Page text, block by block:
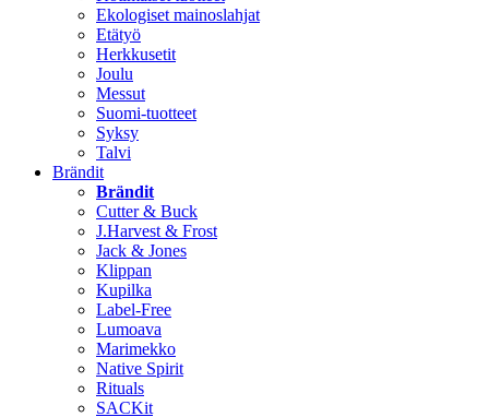
Ekologiset mainoslahjat
Etätyö
Herkkusetit
Joulu
Messut
Suomi-tuotteet
Syksy
Talvi
Brändit
Brändit
Cutter & Buck
J.Harvest & Frost
Jack & Jones
Klippan
Kupilka
Label-Free
Lumoava
Marimekko
Native Spirit
Rituals
SACKit